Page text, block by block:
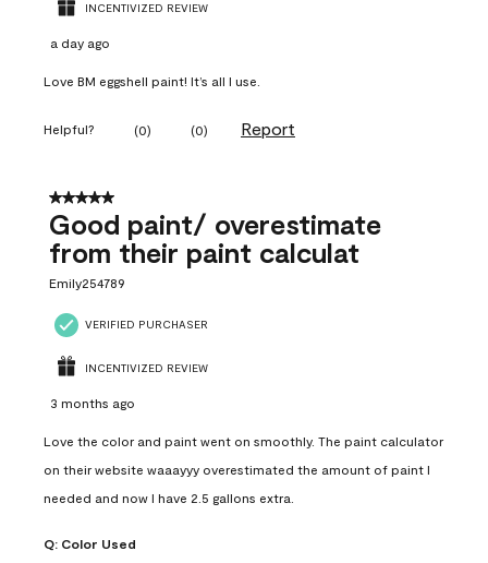
INCENTIVIZED REVIEW
a day ago
Love BM eggshell paint! It’s all I use.
Helpful? (0) (0) Report
5 out of 5 stars.
Good paint/ overestimate
from their paint calculat
Emily254789
VERIFIED PURCHASER
INCENTIVIZED REVIEW
3 months ago
Love the color and paint went on smoothly. The paint calculator
on their website waaayyy overestimated the amount of paint I
needed and now I have 2.5 gallons extra.
Q: Color Used